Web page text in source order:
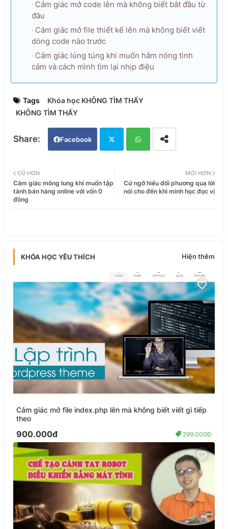
Cảm giác mở code lên mà không biết bắt đầu từ
đâu
Cảm giác mở file thiết kế lên mà không biết viết
dòng code nào trước
Cảm giác lúng túng khi muốn hâm nóng tình
cảm và cách mình tìm lại nhịp điệu
Tags
Khóa học KHÔNG TÌM THẤY
KHÔNG TÌM THẤY
Facebook
tter ats
MỚI HƠN
Cứ ngỡ hiểu đối phương qua lời
nói cho đến khi mình học đọc vị
CŨ HƠN
Cảm giác mông lung khi muốn tập
tành bán hàng online với vốn 0
đồng
KHÓA HỌC YÊU THÍCH Hiện thêm
Cảm giác mở file index.php lên mà không biết viết gì tiếp
theo
900.000đ 299.000Đ